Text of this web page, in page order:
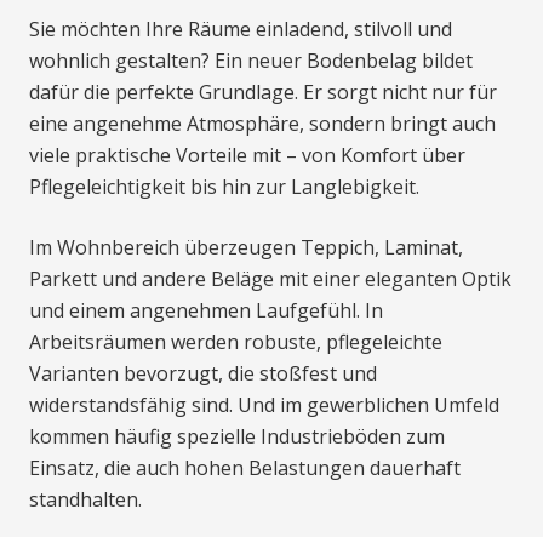
Sie möchten Ihre Räume einladend, stilvoll und
wohnlich gestalten? Ein neuer Bodenbelag bildet
dafür die perfekte Grundlage. Er sorgt nicht nur für
eine angenehme Atmosphäre, sondern bringt auch
viele praktische Vorteile mit – von Komfort über
Pflegeleichtigkeit bis hin zur Langlebigkeit.
Im Wohnbereich überzeugen Teppich, Laminat,
Parkett und andere Beläge mit einer eleganten Optik
und einem angenehmen Laufgefühl. In
Arbeitsräumen werden robuste, pflegeleichte
Varianten bevorzugt, die stoßfest und
widerstandsfähig sind. Und im gewerblichen Umfeld
kommen häufig spezielle Industrieböden zum
Einsatz, die auch hohen Belastungen dauerhaft
standhalten.